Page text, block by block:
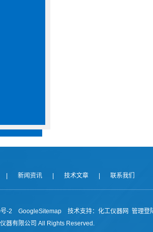
新闻资讯 技术文章 联系我们
-2 GoogleSitemap 技术支持： 化工仪器网 管理登
器有限公司 All Rights Reserved.